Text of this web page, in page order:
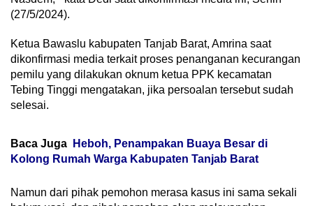
(27/5/2024).
Ketua Bawaslu kabupaten Tanjab Barat, Amrina saat
dikonfirmasi media terkait proses penanganan kecurangan
pemilu yang dilakukan oknum ketua PPK kecamatan
Tebing Tinggi mengatakan, jika persoalan tersebut sudah
selesai.
Baca Juga
Heboh, Penampakan Buaya Besar di
Kolong Rumah Warga Kabupaten Tanjab Barat
Namun dari pihak pemohon merasa kasus ini sama sekali